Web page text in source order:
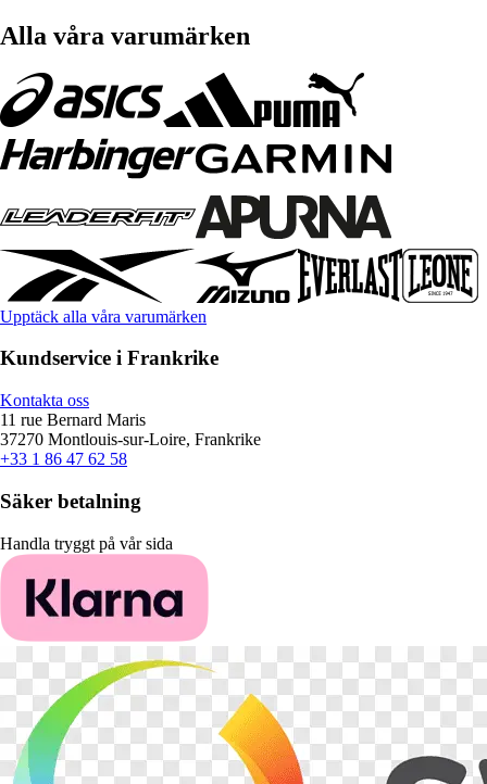
Alla våra varumärken
Upptäck alla våra varumärken
Kundservice i Frankrike
Kontakta oss
11 rue Bernard Maris
37270 Montlouis-sur-Loire, Frankrike
+33 1 86 47 62 58
Säker betalning
Handla tryggt på vår sida